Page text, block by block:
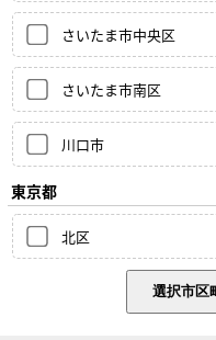
さいたま市中央区
さいたま市南区
川口市
東京都
北区